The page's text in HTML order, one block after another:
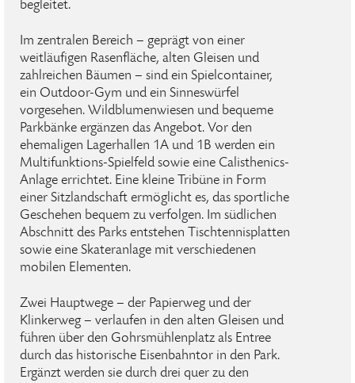
begleitet.
Im zentralen Bereich – geprägt von einer
weitläufigen Rasenfläche, alten Gleisen und
zahlreichen Bäumen – sind ein Spielcontainer,
ein Outdoor-Gym und ein Sinneswürfel
vorgesehen. Wildblumenwiesen und bequeme
Parkbänke ergänzen das Angebot. Vor den
ehemaligen Lagerhallen 1A und 1B werden ein
Multifunktions-Spielfeld sowie eine Calisthenics-
Anlage errichtet. Eine kleine Tribüne in Form
einer Sitzlandschaft ermöglicht es, das sportliche
Geschehen bequem zu verfolgen. Im südlichen
Abschnitt des Parks entstehen Tischtennisplatten
sowie eine Skateranlage mit verschiedenen
mobilen Elementen.
Zwei Hauptwege – der Papierweg und der
Klinkerweg – verlaufen in den alten Gleisen und
führen über den Gohrsmühlenplatz als Entree
durch das historische Eisenbahntor in den Park.
Ergänzt werden sie durch drei quer zu den